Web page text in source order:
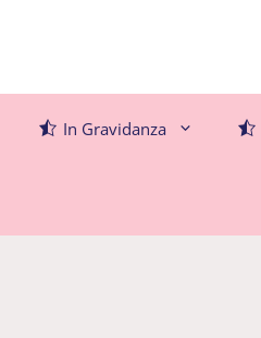
In Gravidanza